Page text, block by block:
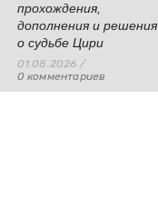
прохождения,
дополнения и решения
о судьбе Цири
01.08.2026 /
0 комментариев